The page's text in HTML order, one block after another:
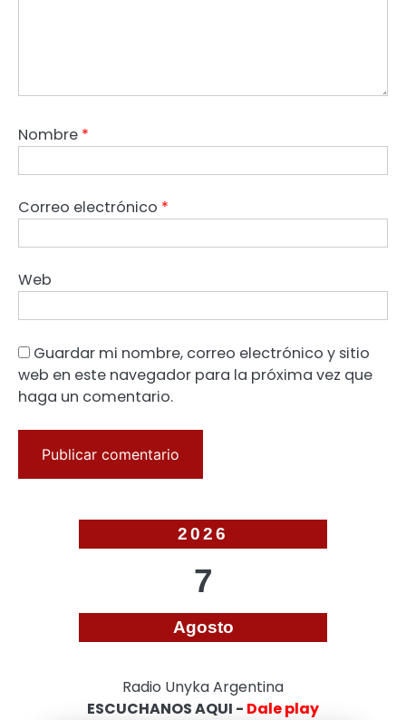
Nombre *
Correo electrónico *
Web
Guardar mi nombre, correo electrónico y sitio
web en este navegador para la próxima vez que
haga un comentario.
2026
7
Agosto
Radio Unyka Argentina
ESCUCHANOS AQUI - Dale play